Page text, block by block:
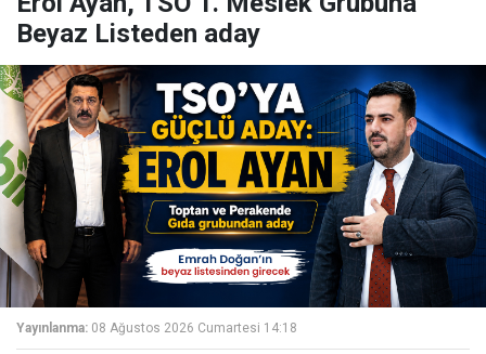
Beyaz Listeden aday
Yayınlanma: 08 Ağustos 2026 Cumartesi 14:18